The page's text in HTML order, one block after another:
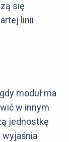
się
linii
moduł ma
w innym
jednostkę
wyjaśnia